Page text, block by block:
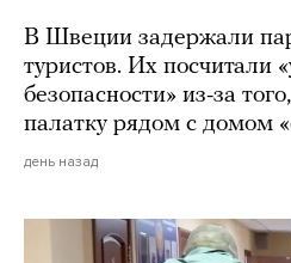
В Швеции задержали
туристов. Их посчитали
безопасности» из-за
палатку рядом с домом
день назад